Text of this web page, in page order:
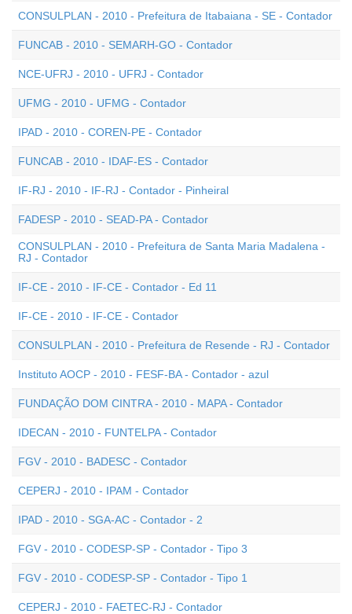
CONSULPLAN - 2010 - Prefeitura de Itabaiana - SE - Contador
FUNCAB - 2010 - SEMARH-GO - Contador
NCE-UFRJ - 2010 - UFRJ - Contador
UFMG - 2010 - UFMG - Contador
IPAD - 2010 - COREN-PE - Contador
FUNCAB - 2010 - IDAF-ES - Contador
IF-RJ - 2010 - IF-RJ - Contador - Pinheiral
FADESP - 2010 - SEAD-PA - Contador
CONSULPLAN - 2010 - Prefeitura de Santa Maria Madalena -
RJ - Contador
IF-CE - 2010 - IF-CE - Contador - Ed 11
IF-CE - 2010 - IF-CE - Contador
CONSULPLAN - 2010 - Prefeitura de Resende - RJ - Contador
Instituto AOCP - 2010 - FESF-BA - Contador - azul
FUNDAÇÃO DOM CINTRA - 2010 - MAPA - Contador
IDECAN - 2010 - FUNTELPA - Contador
FGV - 2010 - BADESC - Contador
CEPERJ - 2010 - IPAM - Contador
IPAD - 2010 - SGA-AC - Contador - 2
FGV - 2010 - CODESP-SP - Contador - Tipo 3
FGV - 2010 - CODESP-SP - Contador - Tipo 1
CEPERJ - 2010 - FAETEC-RJ - Contador